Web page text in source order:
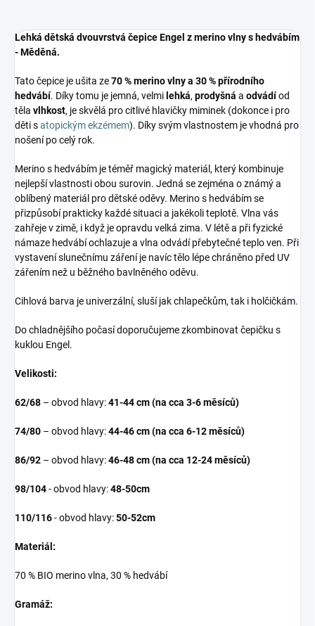
Lehká dětská dvouvrstvá čepice Engel z merino vlny s hedvábím
- Měděná.
Tato čepice je ušita ze70 % merino vlny a 30 % přírodního
hedvábí. Díky tomu je jemná, velmi lehká, prodyšná a odvádíod
těla vlhkost, je skvělá pro citlivé hlavičky miminek (dokonce i pro
děti satopickým ekzémem). Díky svým vlastnostem je vhodná pro
nošení po celý rok.
Merino s hedvábím je téměř magický materiál, který kombinuje
nejlepší vlastnosti obou surovin. Jedná se zejména o známý a
oblíbený materiál pro dětské oděvy. Merino s hedvábím se
přizpůsobí prakticky každé situaci a jakékoli teplotě. Vlna vás
zahřeje v zimě, i když je opravdu velká zima. V létě a při fyzické
námaze hedvábí ochlazuje a vlna odvádí přebytečné teplo ven. Při
vystavení slunečnímu záření je navíc tělo lépe chráněno před UV
zářením než u běžného bavlněného oděvu.
Cihlová barva je univerzální, sluší jak chlapečkům, tak i holčičkám.
Do chladnějšího počasí doporučujeme zkombinovat čepičku s
kuklou Engel.
Velikosti:
62/68 – obvod hlavy:41-44 cm (na cca 3-6 měsíců)
74/80 – obvod hlavy:44-46 cm (na cca 6-12 měsíců)
86/92 – obvod hlavy:46-48 cm(na cca 12-24 měsíců)
98/104- obvod hlavy:48-50cm
110/116- obvod hlavy:50-52cm
Materiál:
70 % BIO merino vlna, 30 % hedvábí
Gramáž: